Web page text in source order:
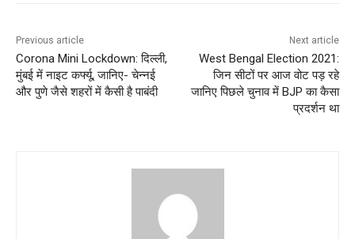
Previous article
Corona Mini Lockdown: दिल्ली,
मुंबई में नाइट कर्फ्यू, जानिए- चेन्नई
और पुणे जैसे शहरों में कैसी है पाबंदी
Next article
West Bengal Election 2021:
जिन सीटों पर आज वोट पड़ रहे
जानिए पिछले चुनाव में BJP का कैसा
प्रदर्शन था